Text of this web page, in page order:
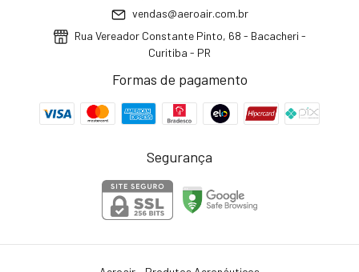
vendas@aeroair.com.br
Rua Vereador Constante Pinto, 68 - Bacacheri -
Curitiba - PR
Formas de pagamento
Segurança